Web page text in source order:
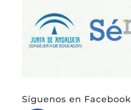
Síguenos en Facebook